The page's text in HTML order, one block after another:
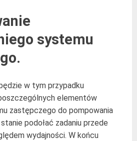
systemu
w tym przypadku
elementów
zastępczego do pompowania
podołać zadaniu przede
wydajności. W końcu